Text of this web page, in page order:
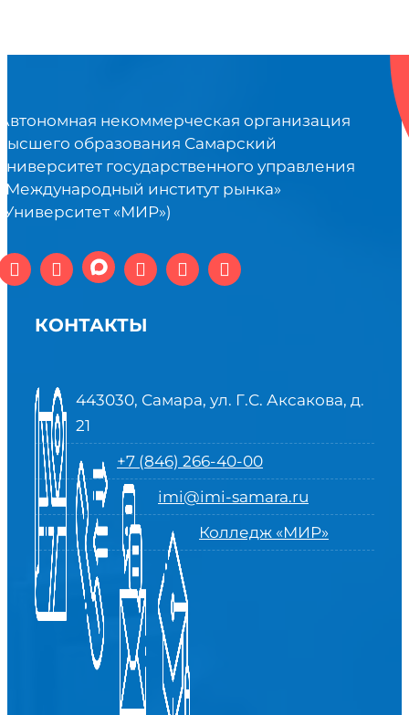
некоммерческая организация
образования Самарский
государственного управления
институт рынка»
«МИР»)
КОНТАКТЫ
443030, Самара, ул. Г.С. Аксакова, д.
21
+7 (846) 266-40-00
imi@imi-samara.ru
Колледж «МИР»